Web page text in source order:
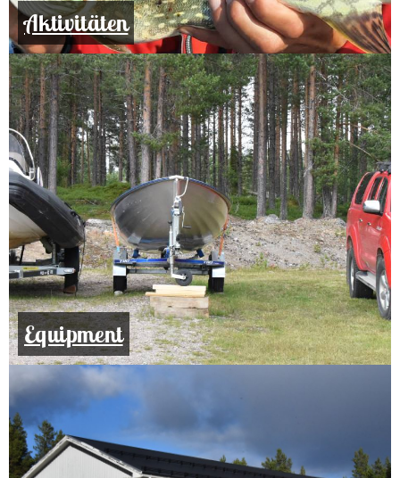
Aktivitäten
Equipment